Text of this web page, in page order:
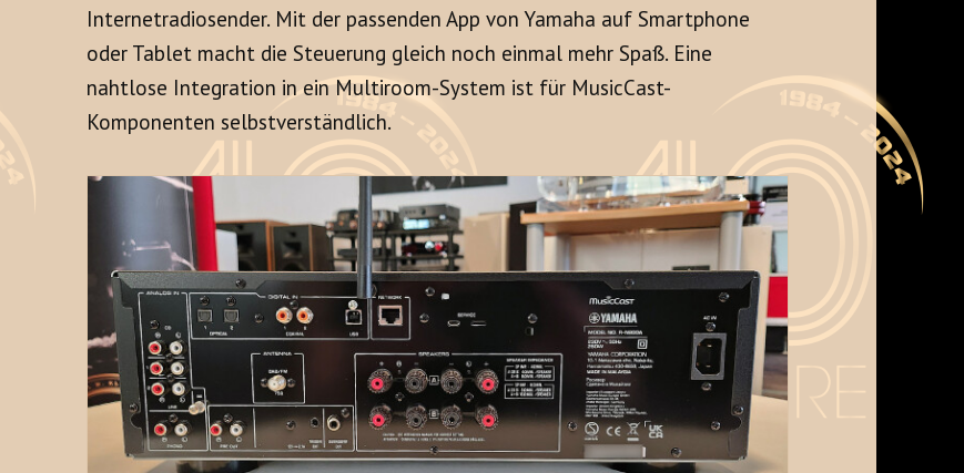
Internetradiosender. Mit der passenden App von Yamaha auf Smartphone
oder Tablet macht die Steuerung gleich noch einmal mehr Spaß. Eine
nahtlose Integration in ein Multiroom-System ist für MusicCast-
Komponenten selbstverständlich.